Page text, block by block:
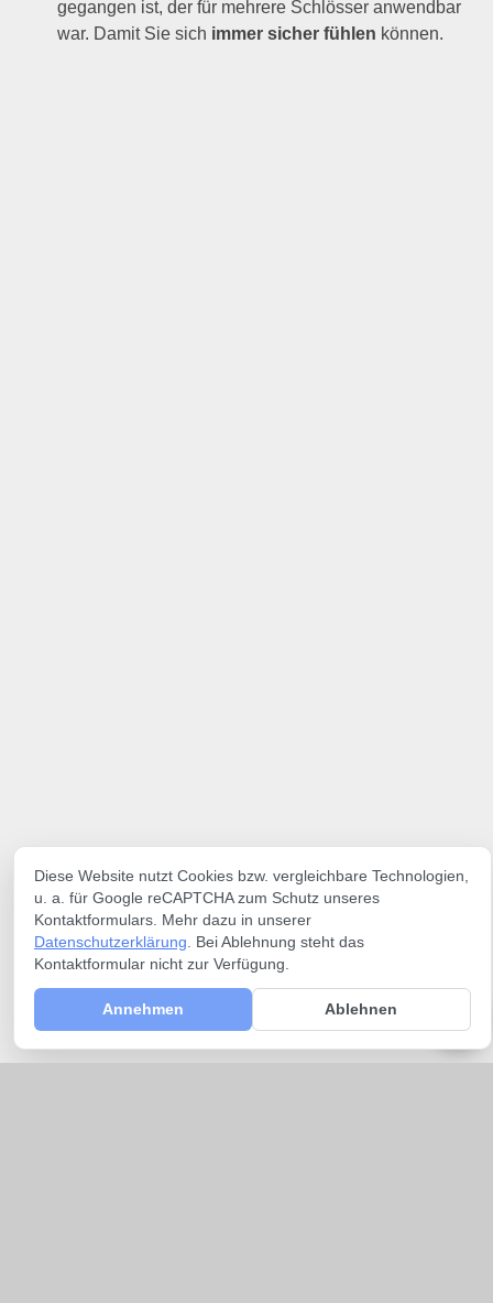
gegangen ist, der für mehrere Schlösser anwendbar
war. Damit Sie sich immer sicher fühlen können.
Diese Website nutzt Cookies bzw. vergleichbare Technologien,
u. a. für Google reCAPTCHA zum Schutz unseres
Kontaktformulars. Mehr dazu in unserer
Datenschutzerklärung . Bei Ablehnung steht das
Kontaktformular nicht zur Verfügung.
Annehmen Ablehnen